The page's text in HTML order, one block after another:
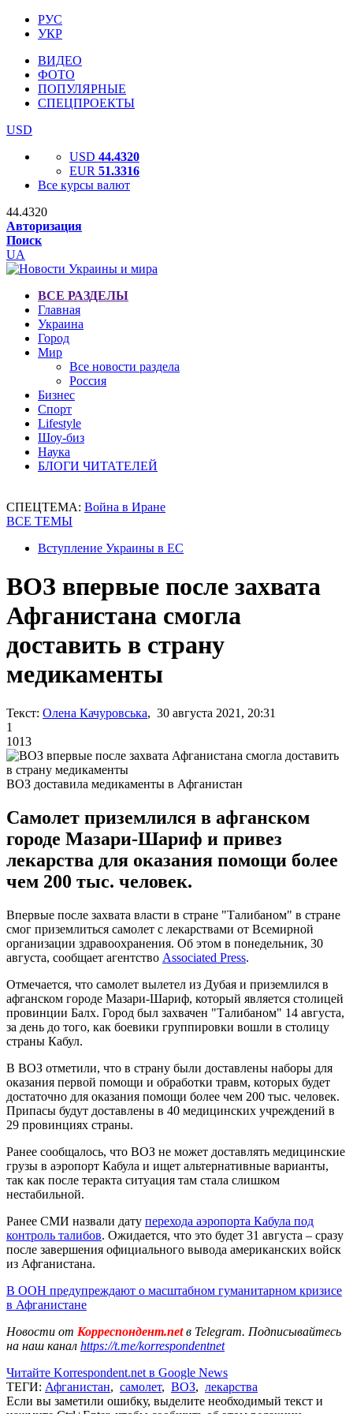
РУС
УКР
ВИДЕО
ФОТО
ПОПУЛЯРНЫЕ
СПЕЦПРОЕКТЫ
USD
USD 44.4320
EUR 51.3316
Все курсы валют
44.4320
Авторизация
Поиск
UA
ВСЕ РАЗДЕЛЫ
Главная
Украина
Город
Мир
Все новости раздела
Россия
Бизнес
Спорт
Lifestyle
Шоу-биз
Наука
БЛОГИ ЧИТАТЕЛЕЙ
СПЕЦТЕМА: Война в Иране
ВСЕ ТЕМЫ
Вступление Украины в ЕС
ВОЗ впервые после захвата
Афганистана смогла
доставить в страну
медикаменты
Текст: Олена Качуровська, 30 августа 2021, 20:31
1
1013
ВОЗ доставила медикаменты в Афганистан
Самолет приземлился в афганском
городе Мазари-Шариф и привез
лекарства для оказания помощи более
чем 200 тыс. человек.
Впервые после захвата власти в стране "Талибаном" в стране
смог приземлиться самолет с лекарствами от Всемирной
организации здравоохранения. Об этом в понедельник, 30
августа, сообщает агентство Associated Press.
Отмечается, что самолет вылетел из Дубая и приземлился в
афганском городе Мазари-Шариф, который является столицей
провинции Балх. Город был захвачен "Талибаном" 14 августа,
за день до того, как боевики группировки вошли в столицу
страны Кабул.
В ВОЗ отметили, что в страну были доставлены наборы для
оказания первой помощи и обработки травм, которых будет
достаточно для оказания помощи более чем 200 тыс. человек.
Припасы будут доставлены в 40 медицинских учреждений в
29 провинциях страны.
Ранее сообщалось, что ВОЗ не может доставлять медицинские
грузы в аэропорт Кабула и ищет альтернативные варианты,
так как после теракта ситуация там стала слишком
нестабильной.
Ранее СМИ назвали дату перехода аэропорта Кабула под
контроль талибов. Ожидается, что это будет 31 августа – сразу
после завершения официального вывода американских войск
из Афганистана.
В ООН предупреждают о масштабном гуманитарном кризисе
в Афганистане
Новости от Корреспондент.netв Telegram. Подписывайтесь
на наш канал https://t.me/korrespondentnet
Читайте Korrespondent.net в Google News
ТЕГИ: Афганистан, самолет, ВОЗ, лекарства
Если вы заметили ошибку, выделите необходимый текст и